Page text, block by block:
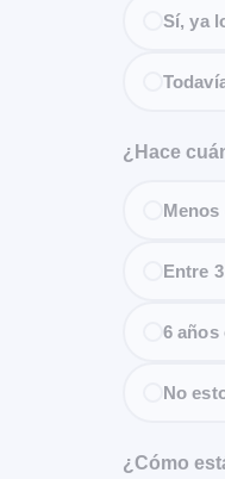
Sí, ya
¿Hace
Menos
Entre
6 años
No
¿Cómo